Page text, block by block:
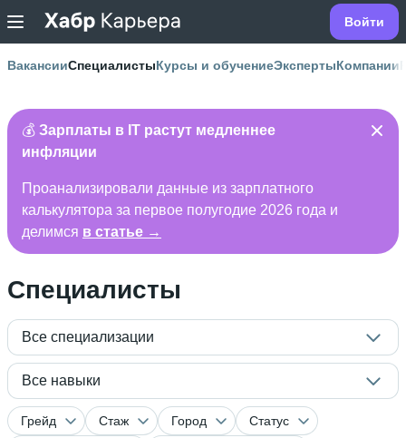
Войти
ВакансииСпециалистыКурсы и обучениеЭкспертыКомпании
💰 Зарплаты в IT растут медленнее
инфляции
Проанализировали данные из зарплатного
калькулятора за первое полугодие 2026 года и
делимся в статье →
Специалисты
Все специализации
Все навыки
Грейд Стаж Город
Статус